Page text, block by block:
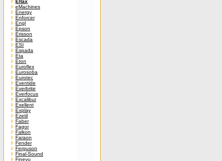
Eltax
eMachines
Energy
Enforcer
Engl
Epson
Erisson
Escada
ESI
Espada
Eta
Eton
Euroflex
Eurosoba
Eurotec
Eventide
Everbrite
Everfocus
Excalibur
Exellent
Explay
Ezetil
Faber
Fagor
Falkon
Faraon
Fender
Ferguson
Final-Sound
Finevu